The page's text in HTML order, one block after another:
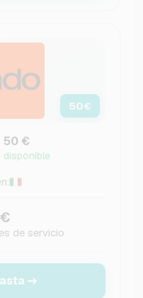
50€
50 €
disponible
de servicio